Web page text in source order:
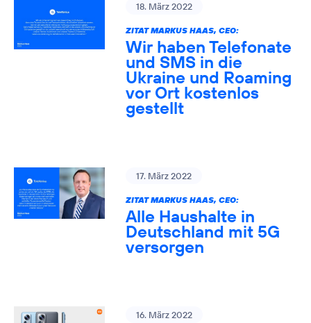
18. März 2022
ZITAT MARKUS HAAS, CEO:
Wir haben Telefonate
und SMS in die
Ukraine und Roaming
vor Ort kostenlos
gestellt
17. März 2022
ZITAT MARKUS HAAS, CEO:
Alle Haushalte in
Deutschland mit 5G
versorgen
16. März 2022